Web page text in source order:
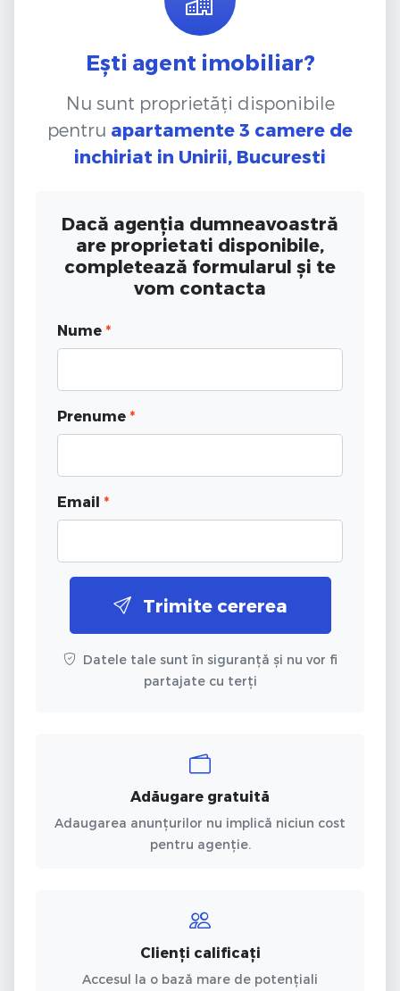
Ești agent imobiliar?
Nu sunt proprietăți disponibile
pentru apartamente 3 camere de
inchiriat in Unirii, Bucuresti
Dacă agenția dumneavoastră
are proprietati disponibile,
completează formularul și te
vom contacta
Nume *
Prenume *
Email *
Trimite cererea
Datele tale sunt în siguranță și nu vor fi
partajate cu terți
Adăugare gratuită
Adaugarea anunțurilor nu implică niciun cost
pentru agenție.
Clienți calificați
Accesul la o bază mare de potențiali